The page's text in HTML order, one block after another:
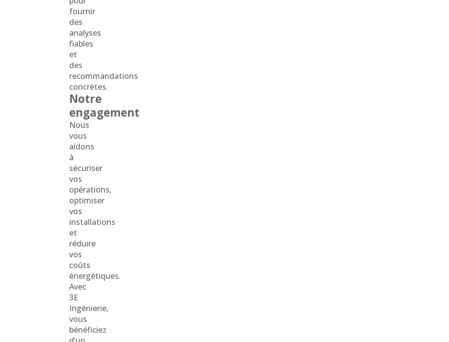
fournir
des
analyses
fiables
et
des
recommandations
concrètes.
Notre
engagement
Nous
vous
aidons
à
sécuriser
vos
opérations,
optimiser
vos
installations
et
réduire
vos
coûts
énergétiques.
Avec
3E
Ingénierie,
vous
bénéficiez